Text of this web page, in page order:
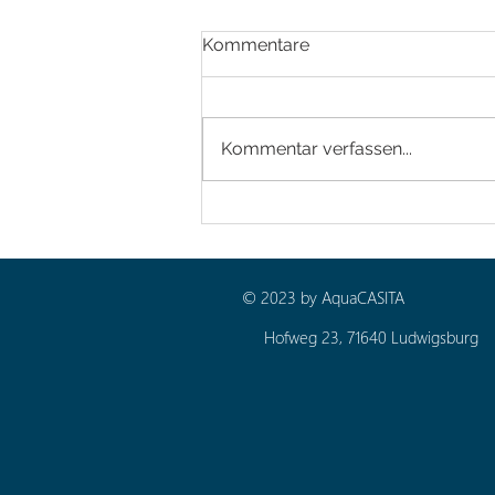
Kommentare
Kommentar verfassen...
© 2023 by AquaCASITA
Hofweg 23, 71640 Ludwigsburg